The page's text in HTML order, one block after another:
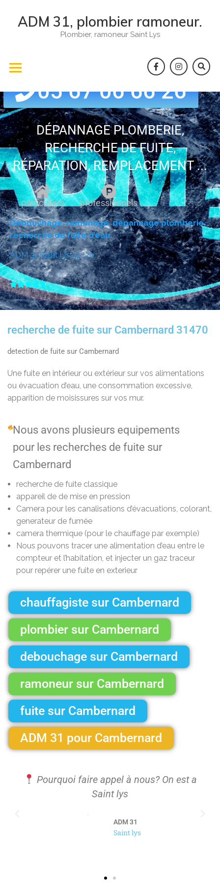
ADM 31, plombier ramoneur.
Plombier, ramoneur Saint Lys
DÉPANNAGE PLOMBERIE,
RECHERCHE DE FUITE,
RÉPARATION, REMPLACEMENT ...
particuliers professionnels
Débouchage, ramonage, dépannage plomberie,
recherche de fuite d’eau
ADM 31 Saint lys 31470

05 67 06 66 26
recherche de fuite sur Cambernard 31470
detection de fuite sur Cambernard
Une fuite en intérieur ou extérieur sur vos alimentations
ou évacuation d’eau, une consommation excessive,
apparition de moisissures sur vos mur.
Nous avons plusieurs equipements
pour les recherches de fuite sur
Cambernard
recherche de fuite classique
appareil de de mise en pression
Camera pour les canalisations d’évacuations, colorant,
generateur de fumée
camera thermique (pour le chauffage par exemple)
Nous pouvons tracer une alimentation d’eau entre le
compteur et l’habitation, et injecter un gaz traceur
pour repérer une fuite en exterieur
chauffagiste sur Cambernard
plombier sur Cambernard
debouchage sur Cambernard
ramoneur sur Cambernard
fuite sur Cambernard
ADM 31 pour Cambernard
appel à nous? On est a
Nous intervenons